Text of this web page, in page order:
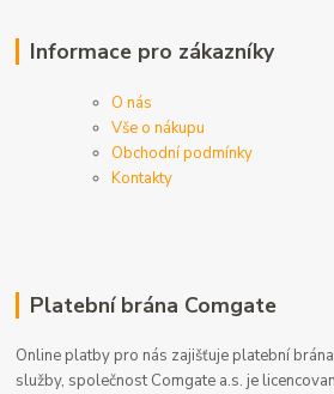
Informace pro zákazníky
O nás
Vše o nákupu
Obchodní podmínky
Kontakty
Platební brána Comgate
Online platby pro nás zajišťuje platební
služby, společnost Comgate a.s. je